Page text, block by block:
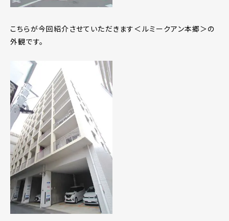
こちらが今回紹介させていただきます＜ルミークアン本郷＞の
外観です。